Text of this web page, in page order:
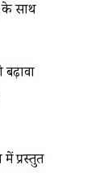
के साथ
प्रस्तुत